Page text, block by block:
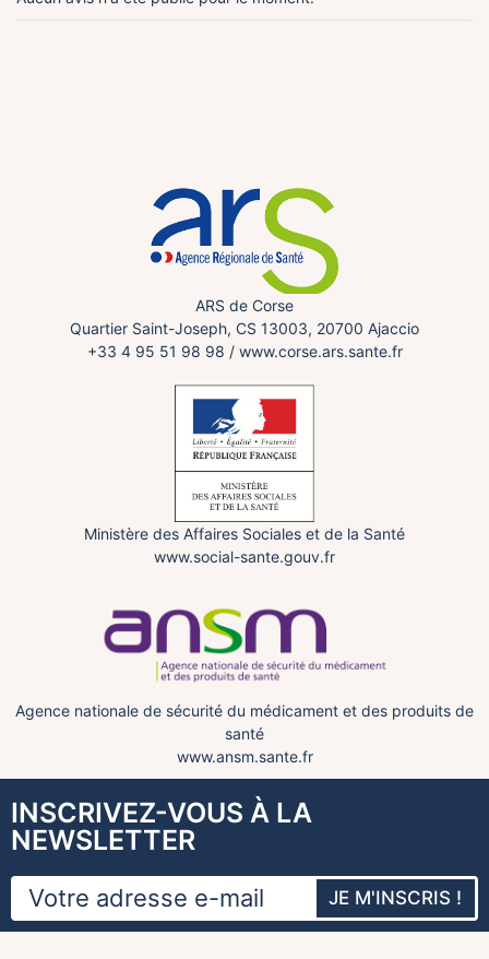
ARS de Corse
Quartier Saint-Joseph, CS 13003, 20700 Ajaccio
+33 4 95 51 98 98 / www.corse.ars.sante.fr
Ministère des Affaires Sociales et de la Santé
www.social-sante.gouv.fr
Agence nationale de sécurité du médicament et des produits de
santé
www.ansm.sante.fr
INSCRIVEZ-VOUS À LA
NEWSLETTER
JE M'INSCRIS !